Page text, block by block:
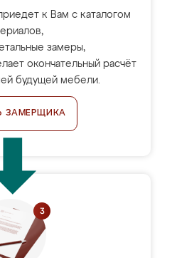
к Вам с каталогом
замеры,
окончательный расчёт
будущей мебели.
ЗАМЕРЩИКА